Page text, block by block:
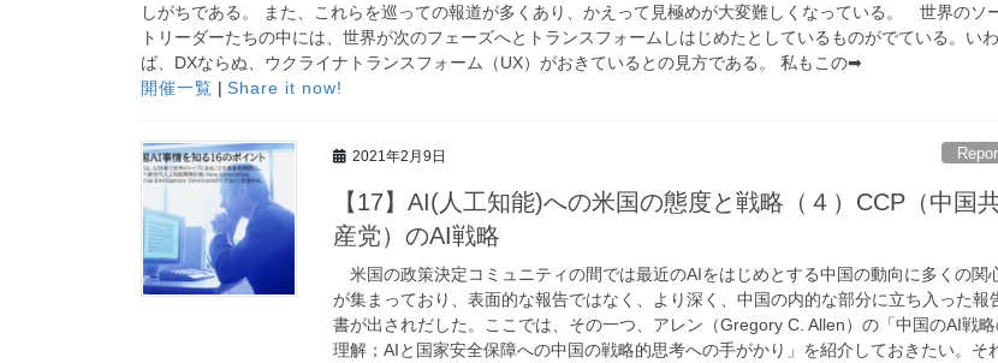
しがちである。 また、これらを巡っての報道が多くあり、かえって見極めが大変難しくなっている。 世界のソ
トリーダーたちの中には、世界が次のフェーズへとトランスフォームしはじめたとしているものがでている。いわ
ば、DXならぬ、ウクライナトランスフォーム（UX）がおきているとの見方である。 私もこの➡
開催一覧 | Share it now!
2021年2月9日
【17】AI(人工知能)への米国の態度と戦略（４）CCP（中国
産党）のAI戦略
米国の政策決定コミュニティの間では最近のAIをはじめとする中国の動向に多くの関
が集まっており、表面的な報告ではなく、より深く、中国の内的な部分に立ち入った報
書が出されだした。ここでは、その一つ、アレン（Gregory C. Allen）の「中国のAI戦
理解；AIと国家安全保障への中国の戦略的思考への手がかり」を紹介しておきたい。そ